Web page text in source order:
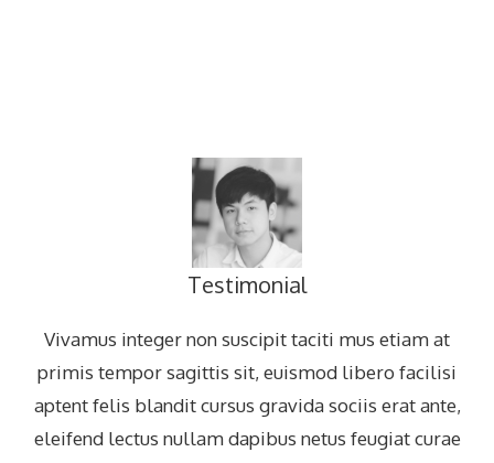
Testimonial
Vivamus integer non suscipit taciti mus etiam at
primis tempor sagittis sit, euismod libero facilisi
aptent felis blandit cursus gravida sociis erat ante,
eleifend lectus nullam dapibus netus feugiat curae